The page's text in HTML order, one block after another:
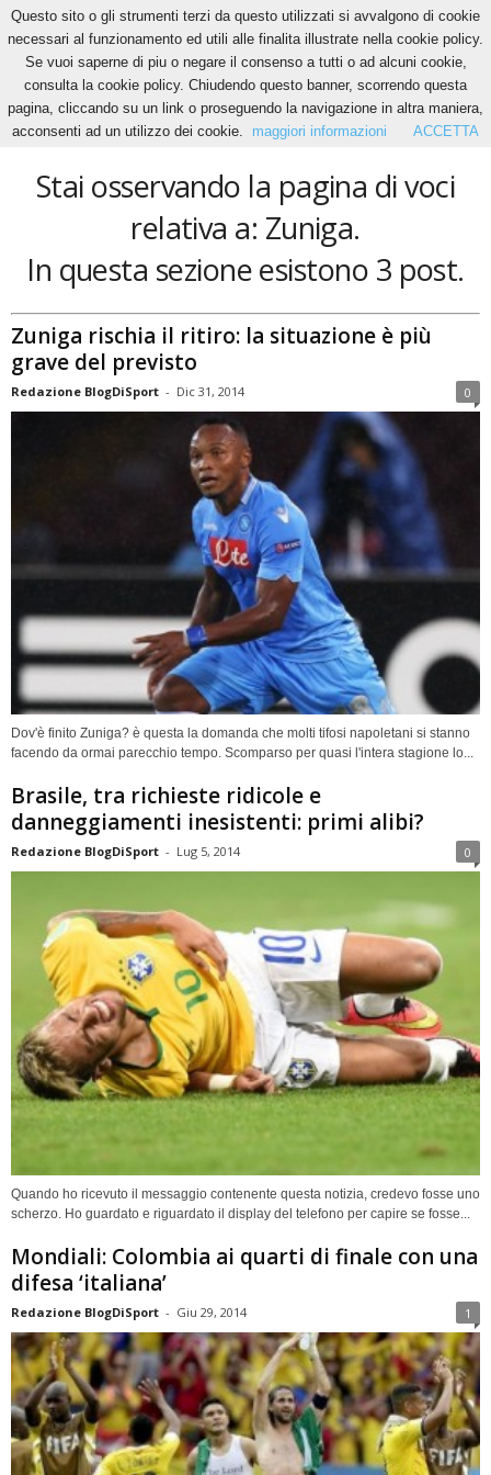
Home Tags Zuniga
Zuniga
Stai osservando la pagina di voci
relativa a: Zuniga.
In questa sezione esistono 3 post.
Zuniga rischia il ritiro: la situazione è più
grave del previsto
Redazione BlogDiSport - Dic 31, 2014 0
Dov'è finito Zuniga? è questa la domanda che molti tifosi napoletani si stanno
facendo da ormai parecchio tempo. Scomparso per quasi l'intera stagione lo...
Brasile, tra richieste ridicole e
danneggiamenti inesistenti: primi alibi?
Redazione BlogDiSport - Lug 5, 2014 0
Quando ho ricevuto il messaggio contenente questa notizia, credevo fosse uno
scherzo. Ho guardato e riguardato il display del telefono per capire se fosse...
Mondiali: Colombia ai quarti di finale con una
difesa ‘italiana’
Redazione BlogDiSport - Giu 29, 2014 1
Questo sito o gli strumenti terzi da questo utilizzati si avvalgono di cookie
necessari al funzionamento ed utili alle finalita illustrate nella cookie policy.
Se vuoi saperne di piu o negare il consenso a tutti o ad alcuni cookie,
consulta la cookie policy. Chiudendo questo banner, scorrendo questa
pagina, cliccando su un link o proseguendo la navigazione in altra maniera,
acconsenti ad un utilizzo dei cookie.
maggiori informazioni ACCETTA